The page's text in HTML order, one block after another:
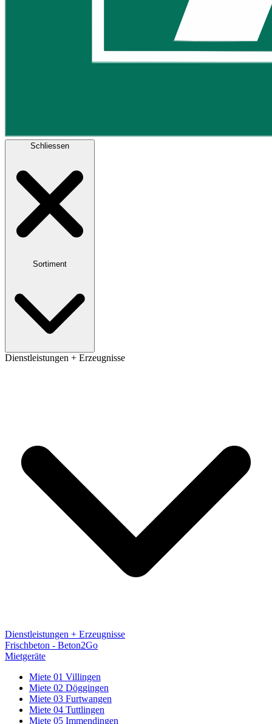
Schliessen
Sortiment
Dienstleistungen + Erzeugnisse
Dienstleistungen + Erzeugnisse
Frischbeton - Beton2Go
Mietgeräte
Miete 01 Villingen
Miete 02 Döggingen
Miete 03 Furtwangen
Miete 04 Tuttlingen
Miete 05 Immendingen